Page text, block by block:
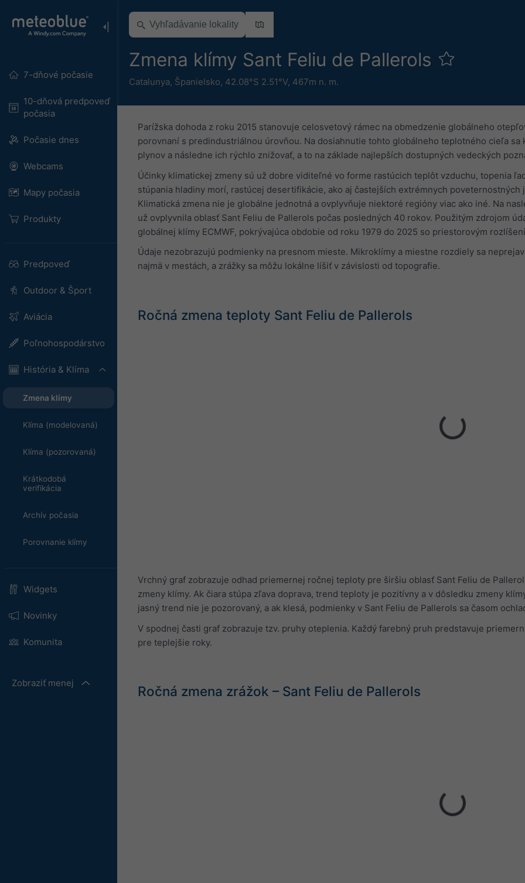
7-dňové počasie
10-dňová predpoveď
počasia
Počasie dnes
Webcams
Mapy počasia
Produkty
Predpoveď
Outdoor & Šport
Aviácia
Poľnohospodárstvo
História & Klíma
Zmena klímy
Klíma (modelovaná)
Klíma (pozorovaná)
Krátkodobá
verifikácia
Archív počasia
Porovnanie klímy
Widgets
Novinky
Komunita
Zobraziť menej
Zmena klímy Sant Feliu de Pallerols
Catalunya, Španielsko, 42.08°S 2.51°V, 467m n. m.
Parížska dohoda z roku 2015 stanovuje celosvetový rámec na obmedzenie globálneho
porovnaní s predindustriálnou úrovňou. Na dosiahnutie tohto globálneho teplotného cieľa
plynov a následne ich rýchlo znižovať, a to na základe najlepších dostupných vedeckých
Účinky klimatickej zmeny sú už dobre viditeľné vo forme rastúcich teplôt vzduchu, topenia
stúpania hladiny morí, rastúcej desertifikácie, ako aj častejších extrémnych poveternostných
Klimatická zmena nie je globálne jednotná a ovplyvňuje niektoré regióny viac ako iné. Na
už ovplyvnila oblasť Sant Feliu de Pallerols počas posledných 40 rokov. Použitým zdrojom
globálnej klímy ECMWF, pokrývajúca obdobie od roku 1979 do 2025 so priestorovým
Údaje nezobrazujú podmienky na presnom mieste. Mikroklímy a miestne rozdiely sa
najmä v mestách, a zrážky sa môžu lokálne líšiť v závislosti od topografie.
Ročná zmena teploty Sant Feliu de Pallerols
Vrchný graf zobrazuje odhad priemernej ročnej teploty pre širšiu oblasť Sant Feliu de
zmeny klímy. Ak čiara stúpa zľava doprava, trend teploty je pozitívny a v dôsledku zmeny
jasný trend nie je pozorovaný, a ak klesá, podmienky v Sant Feliu de Pallerols sa časom
V spodnej časti graf zobrazuje tzv. pruhy oteplenia. Každý farebný pruh predstavuje
pre teplejšie roky.
Ročná zmena zrážok – Sant Feliu de Pallerols